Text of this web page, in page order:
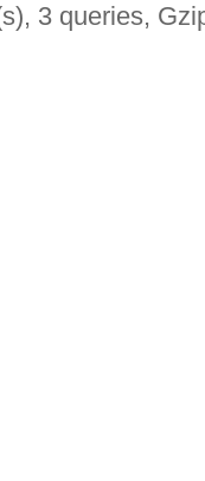
3 queries,